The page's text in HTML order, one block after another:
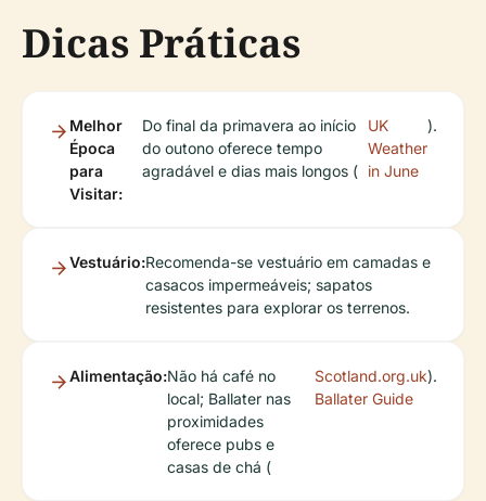
Dicas Práticas
Melhor
Época
para
Visitar:
Do final da primavera ao início
do outono oferece tempo
agradável e dias mais longos (
UK
Weather
in June
).
Vestuário:Recomenda-se vestuário em camadas e
casacos impermeáveis; sapatos
resistentes para explorar os terrenos.
Alimentação:Não há café no
local; Ballater nas
proximidades
oferece pubs e
casas de chá (
Scotland.org.uk
Ballater Guide
).